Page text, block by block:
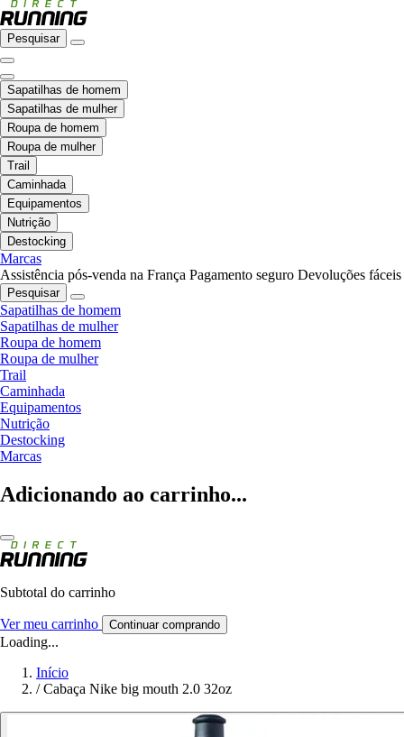
Pesquisar
Sapatilhas de homem
Sapatilhas de mulher
Roupa de homem
Roupa de mulher
Trail
Caminhada
Equipamentos
Nutrição
Destocking
Marcas
Assistência pós-venda na França Pagamento seguro Devoluções fáceis
Pesquisar
Sapatilhas de homem
Sapatilhas de mulher
Roupa de homem
Roupa de mulher
Trail
Caminhada
Equipamentos
Nutrição
Destocking
Marcas
Adicionando ao carrinho...
Subtotal do carrinho
Ver meu carrinho Continuar comprando
Loading...
Início
/ Cabaça Nike big mouth 2.0 32oz